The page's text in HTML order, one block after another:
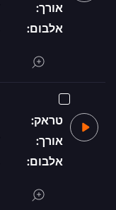
אורך:
אלבום:
טראק:
אורך:
אלבום: